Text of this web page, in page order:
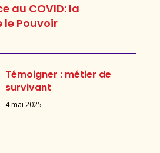
au COVID: la
le Pouvoir
Témoigner : métier de
survivant
4 mai 2025